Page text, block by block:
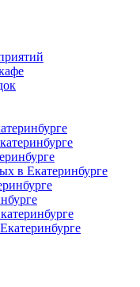
в Екатеринбурге